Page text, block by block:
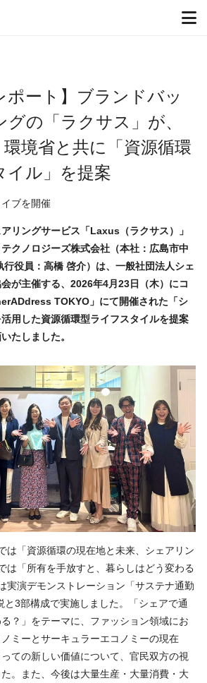
ポート】ブランドバッ
の「ラクサス」が、
境省と共に「資源循環
イル」を提案
ブを開催
リングサービス「Laxus（ラクサス）」
クノロジーズ株式会社（本社：広島市中
行役員：高橋 啓介）は、一般社団法人シェ
が主催する、2026年4月23日（木）にコ
TOKYO」にて開催された「シ
用した資源循環型ライフスタイルを提案
たしました。
は「資源循環の現在地と未来、シェアリン
は「所有を手放すと、暮らしはどう変わる
実演デモンストレーション「サステナ通勤
と3部構成で実施しました。「シェアで通
？」をテーマに、ファッション領域にお
ミーとサーキュラーエコノミーの現在
ての新しい価値について、官民双方の視
。また、今後は大量生産・大量消費・大